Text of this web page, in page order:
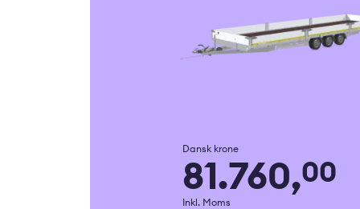
Dansk krone
81.760,00
Inkl. Moms